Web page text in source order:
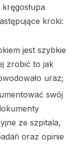
kroki:
jest szybkie
zrobić to jak
uraz;
swój
ze szpitala,
oraz opinie